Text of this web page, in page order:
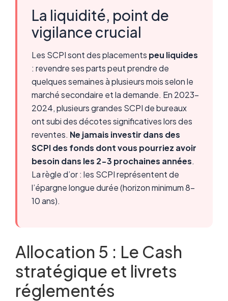
La liquidité, point de
vigilance crucial
Les SCPI sont des placements peu liquides
: revendre ses parts peut prendre de
quelques semaines à plusieurs mois selon le
marché secondaire et la demande. En 2023-
2024, plusieurs grandes SCPI de bureaux
ont subi des décotes significatives lors des
reventes. Ne jamais investir dans des
SCPI des fonds dont vous pourriez avoir
besoin dans les 2-3 prochaines années.
La règle d’or : les SCPI représentent de
l’épargne longue durée (horizon minimum 8-
10 ans).
Allocation 5 : Le Cash
stratégique et livrets
réglementés